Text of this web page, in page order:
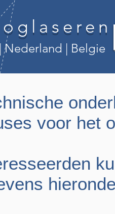
| Belgie
voor het